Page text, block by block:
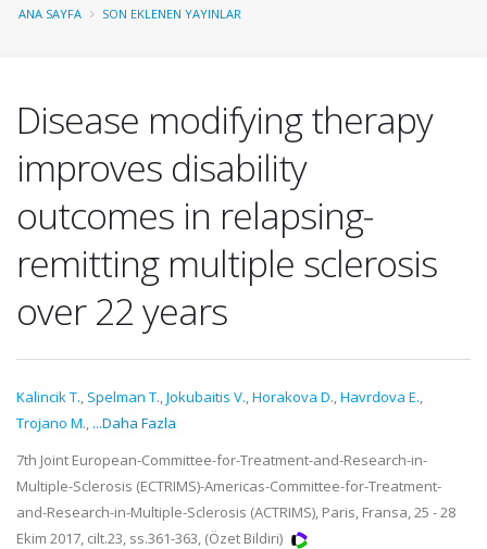
ANA SAYFA SON EKLENEN YAYINLAR
Disease modifying therapy
improves disability
outcomes in relapsing-
remitting multiple sclerosis
over 22 years
Kalincik T., Spelman T.,Jokubaitis V.,Horakova D.,Havrdova E.,
Trojano M., ...Daha Fazla
7th Joint European-Committee-for-Treatment-and-Research-in-
Multiple-Sclerosis (ECTRIMS)-Americas-Committee-for-Treatment-
and-Research-in-Multiple-Sclerosis (ACTRIMS), Paris, Fransa, 25 - 28
Ekim 2017, cilt.23, ss.361-363, (Özet Bildiri)